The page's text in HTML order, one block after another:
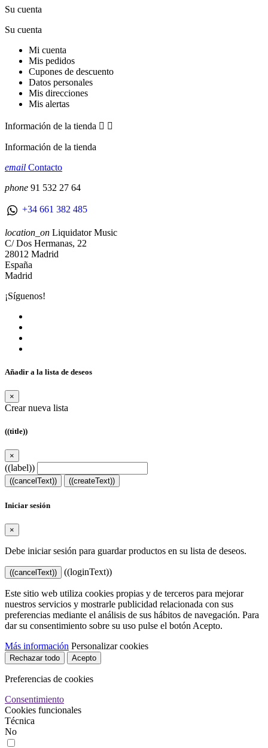
Su cuenta
Su cuenta
Mi cuenta
Mis pedidos
Cupones de descuento
Datos personales
Mis direcciones
Mis alertas
Información de la tienda  
Información de la tienda
email Contacto
phone 91 532 27 64
+34 661 382 485
location_on Liquidator Music
C/ Dos Hermanas, 22
28012 Madrid
España
Madrid
¡Síguenos!
Añadir a la lista de deseos
×
Crear nueva lista
((title))
×
((label))
((cancelText)) ((createText))
Iniciar sesión
×
Debe iniciar sesión para guardar productos en su lista de deseos.
((cancelText)) ((loginText))
Este sitio web utiliza cookies propias y de terceros para mejorar
nuestros servicios y mostrarle publicidad relacionada con sus
preferencias mediante el análisis de sus hábitos de navegación. Para
dar su consentimiento sobre su uso pulse el botón Acepto.
Más información Personalizar cookies
Rechazar todo Acepto
Preferencias de cookies
Consentimiento
Cookies funcionales
Técnica
No